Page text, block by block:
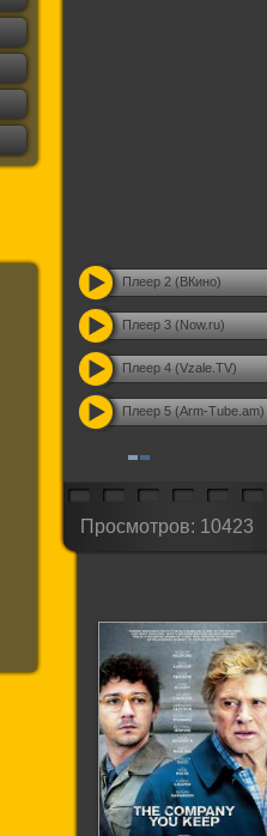
Плеер 2 (ВКино)
Плеер 3 (Now.ru)
Плеер 4 (Vzale.TV)
Плеер 5 (Arm-Tube.am)
Просмотров: 10423